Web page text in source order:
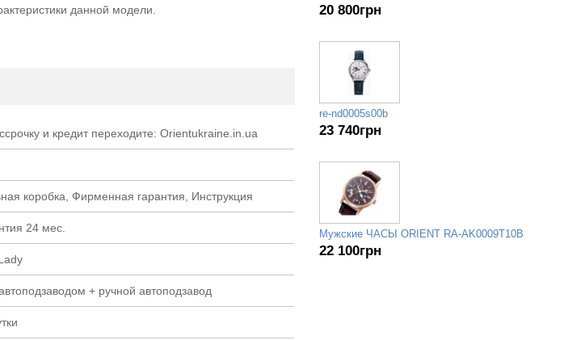
данной модели.
и кредит переходите: Orientukraine.in.ua
коробка, Фирменная гарантия, Инструкция
24 мес.
+ ручной автоподзавод
20 800грн
re-nd0005s00b
23 740грн
Мужские ЧАСЫ ORIENT RA-AK0009T10B
22 100грн